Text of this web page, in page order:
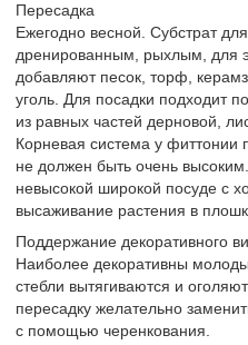
Пересадка
Ежегодно весной. Субстрат
дренированным, рыхлым, для
добавляют песок, торф,
уголь. Для посадки подходит
из равных частей дерновой,
Корневая система у фиттонии
не должен быть очень
невысокой широкой посуде с
высаживание растения в
Поддержание декоративного
Наиболее декоративны
стебли вытягиваются и
пересадку желательно
с помощью черенкования.